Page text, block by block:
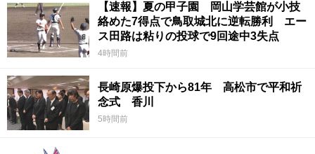
【速報】夏の甲子園 岡山学芸館が小技
絡めた7得点で鳥取城北に逆転勝利 エー
ス田路は粘りの投球で9回途中3失点
4時間前
長崎原爆投下から81年 高松市で平和祈
念式 香川
5時間前